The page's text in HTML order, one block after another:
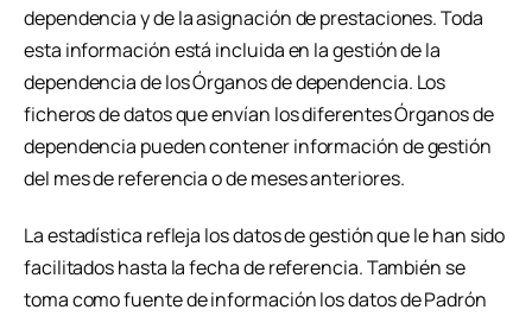
dependencia y de la asignación de prestaciones. Toda
esta información está incluida en la gestión de la
dependencia de los Órganos de dependencia. Los
ficheros de datos que envían los diferentes Órganos de
dependencia pueden contener información de gestión
del mes de referencia o de meses anteriores.
La estadística refleja los datos de gestión que le han sido
facilitados hasta la fecha de referencia. También se
toma como fuente de información los datos de Padrón